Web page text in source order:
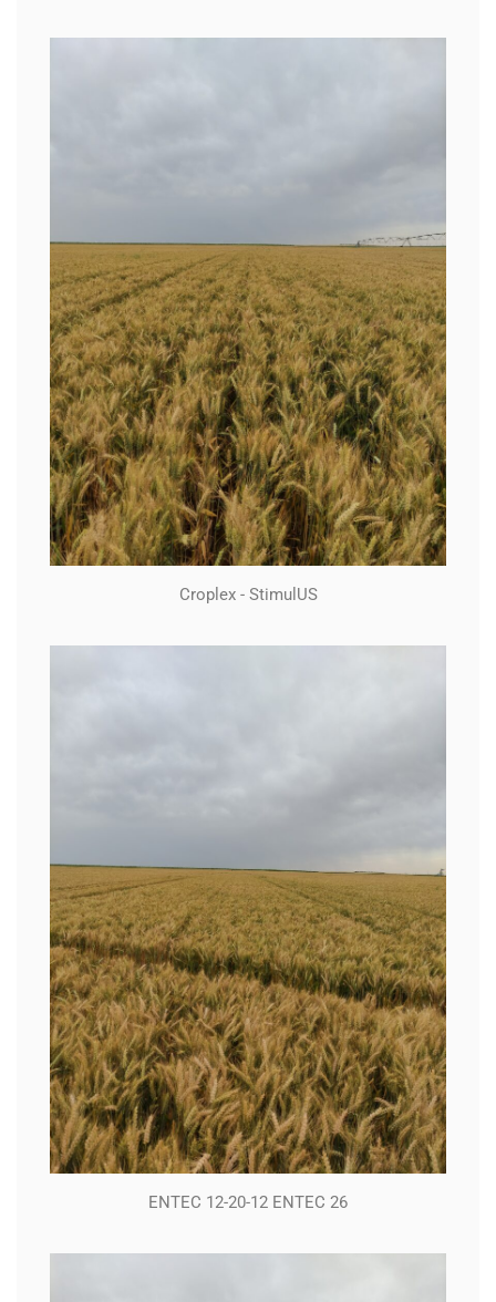
Croplex - StimulUS
ENTEC 12-20-12 ENTEC 26